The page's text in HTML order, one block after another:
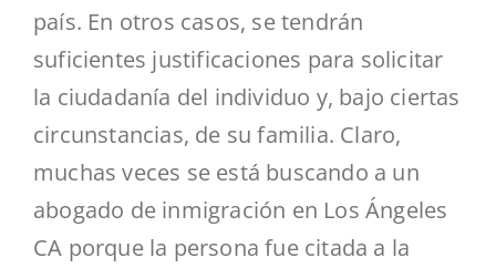
país. En otros casos, se tendrán
suficientes justificaciones para solicitar
la ciudadanía del individuo y, bajo ciertas
circunstancias, de su familia. Claro,
muchas veces se está buscando a un
abogado de inmigración en Los Ángeles
CA porque la persona fue citada a la